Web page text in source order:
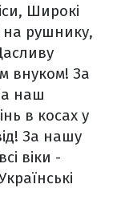
Широкі
на рушнику,
внуком! За
наш
в косах у
За нашу
віки -